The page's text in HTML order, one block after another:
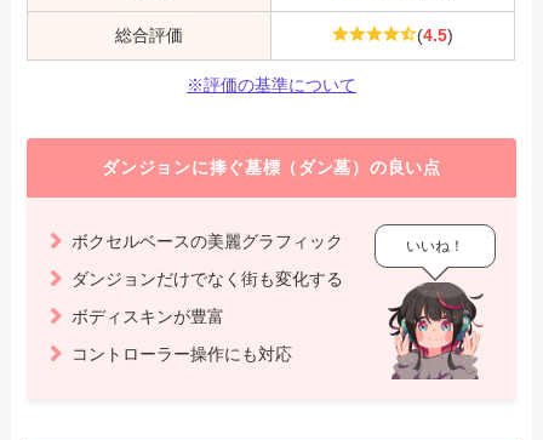
総合評価 (4.5)
※評価の基準について
ダンジョンに捧ぐ墓標（ダン墓）の良い点
ボクセルベースの美麗グラフィック
ダンジョンだけでなく街も変化する
ボディスキンが豊富
コントローラー操作にも対応
いいね！